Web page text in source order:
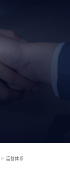
> 运营体系